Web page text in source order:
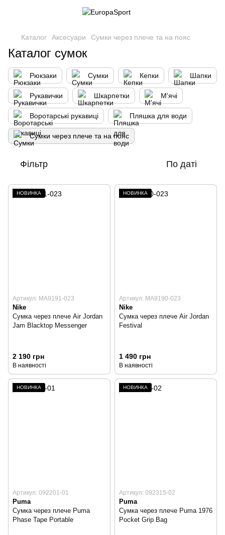
Каталог Аксесуари Сумки через плече та на пояс
Каталог сумок
Рюкзаки Сумки Кепки Шапки
Рукавички Шкарпетки М'ячі
Воротарські рукавиці Пляшка для води
Сумки через плече та на пояс
Фільтр По даті
НОВИНКА
Артикул: MA9191-023
Nike
Сумка через плече Air Jordan
Jam Blacktop Messenger
2 190 грн
В наявності
НОВИНКА
Артикул: MA9190-023
Nike
Сумка через плече Air Jordan
Festival
1 490 грн
В наявності
НОВИНКА
Артикул: 092201-01
Puma
Сумка через плече Puma
Phase Tape Portable
НОВИНКА
Артикул: 092315-02
Puma
Сумка через плече Puma 1976
Pocket Grip Bag